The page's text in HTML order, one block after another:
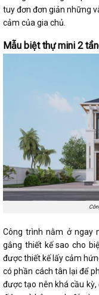
tuy đơn đơn giản những
cảm của gia chủ.
Mẫu biệt thự mini 2
Công trình nằm ở ngay
gắng thiết kế sao cho
được thiết kế lấy cảm
có phần cách tân lại để
được tạo nên khá cầu